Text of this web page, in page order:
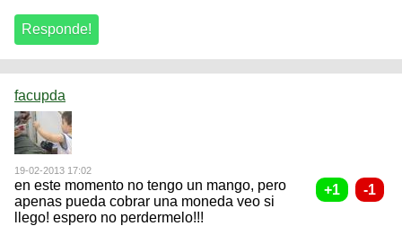
facupda
19-02-2013 17:02
en este momento no tengo un mango, pero
apenas pueda cobrar una moneda veo si
llego! espero no perdermelo!!!